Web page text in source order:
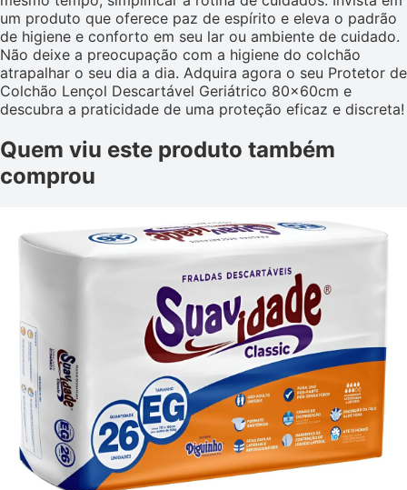
um produto que oferece paz de espírito e eleva o padrão
de higiene e conforto em seu lar ou ambiente de cuidado.
Não deixe a preocupação com a higiene do colchão
atrapalhar o seu dia a dia. Adquira agora o seu Protetor de
Colchão Lençol Descartável Geriátrico 80x60cm e
descubra a praticidade de uma proteção eficaz e discreta!
Quem viu este produto também
comprou